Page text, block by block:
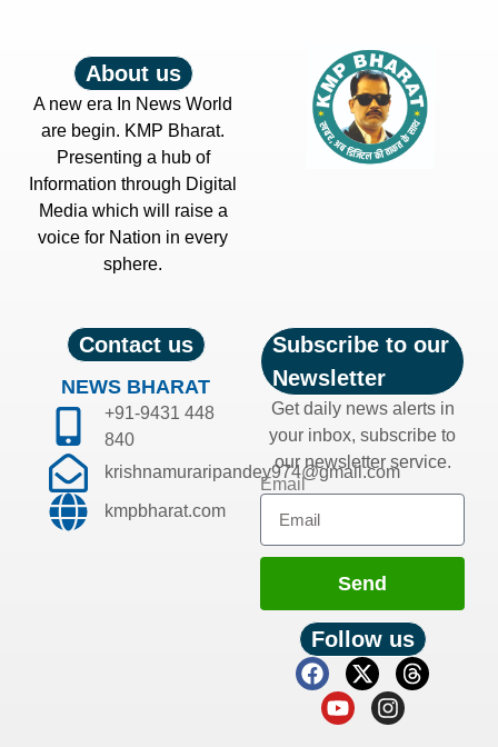
About us
A new era In News World
are begin. KMP Bharat.
Presenting a hub of
Information through Digital
Media which will raise a
voice for Nation in every
sphere.
Contact us
NEWS BHARAT
+91-9431 448
840
krishnamuraripandey974@gmail.com
kmpbharat.com
Subscribe to our
Newsletter
Get daily news alerts in
your inbox, subscribe to
our newsletter service.
Email
Send
Follow us